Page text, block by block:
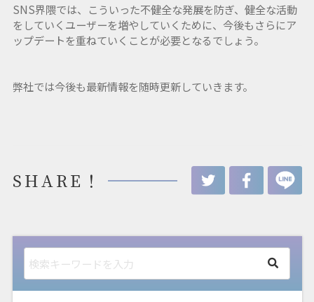
SNS界隈では、こういった不健全な発展を防ぎ、健全な活動
をしていくユーザーを増やしていくために、今後もさらにア
ップデートを重ねていくことが必要となるでしょう。
弊社では今後も最新情報を随時更新していきます。
SHARE！